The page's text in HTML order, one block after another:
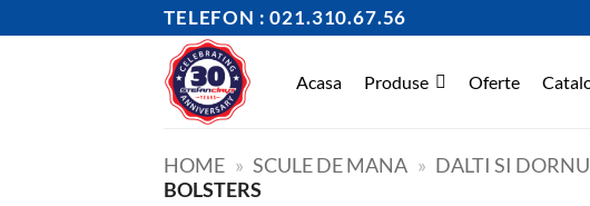
to
TELEFON : 021.310.67.56
Acasa Produse Oferte
HOME » SCULE DE MANA » DALTI SI
BOLSTERS